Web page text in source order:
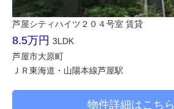
芦屋シティハイツ２０４号室 賃貸
8.5万円 3LDK
芦屋市大原町
ＪＲ東海道・山陽本線芦屋駅
物件詳細はこちら